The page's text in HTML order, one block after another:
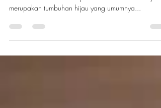
Kesehatan Tubuh
Daun Kenikir yang juga dikenal sebagai Cosmos